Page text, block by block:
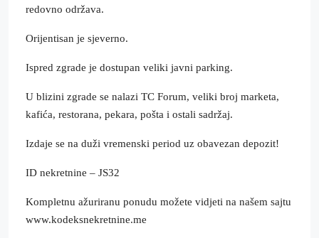
redovno održava.
Orijentisan je sjeverno.
Ispred zgrade je dostupan veliki javni parking.
U blizini zgrade se nalazi TC Forum, veliki broj marketa,
kafića, restorana, pekara, pošta i ostali sadržaj.
Izdaje se na duži vremenski period uz obavezan depozit!
ID nekretnine – JS32
Kompletnu ažuriranu ponudu možete vidjeti na našem sajtu
www.kodeksnekretnine.me